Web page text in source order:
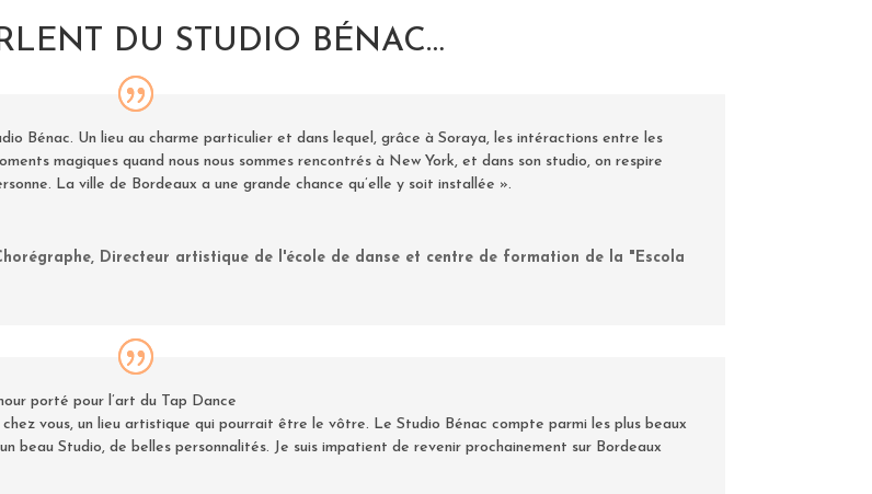
DU STUDIO BÉNAC…
Bénac. Un lieu au charme particulier et dans lequel, grâce à Soraya, les intéractions entre les
magiques quand nous nous sommes rencontrés à New York, et dans son studio, on respire
La ville de Bordeaux a une grande chance qu’elle y soit installée ».
Directeur artistique de l'école de danse et centre de formation de la "Escola
porté pour l’art du Tap Dance
vous, un lieu artistique qui pourrait être le vôtre. Le Studio Bénac compte parmi les plus beaux
beau Studio, de belles personnalités. Je suis impatient de revenir prochainement sur Bordeaux